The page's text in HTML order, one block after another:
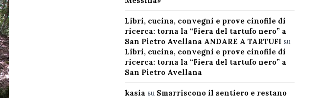
Libri, cucina, convegni e prove cinofile di
ricerca: torna la “Fiera del tartufo nero” a
San Pietro Avellana ANDARE A TARTUFI su
Libri, cucina, convegni e prove cinofile di
ricerca: torna la “Fiera del tartufo nero” a
San Pietro Avellana
kasia su Smarriscono il sentiero e restano